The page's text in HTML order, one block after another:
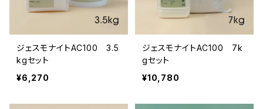
ジェスモナイトAC100 3.5
kgセット
¥6,270
ジェスモナイトAC100 7k
gセット
¥10,780